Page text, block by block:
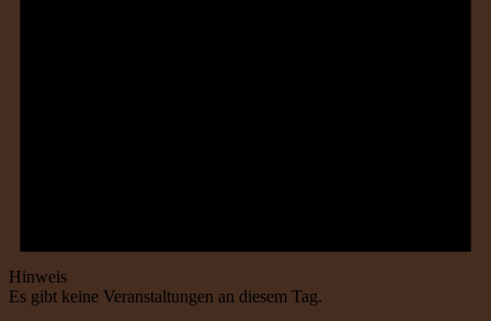
Hinweis
Es gibt keine Veranstaltungen an diesem Tag.